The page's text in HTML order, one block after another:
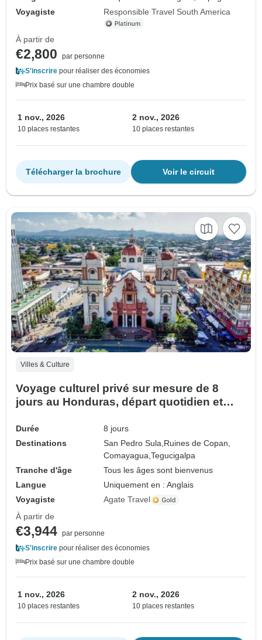
Voyagiste
Responsible Travel South America
À partir de
€2,800
par personne
S'inscrire pour réaliser des économies
Prix basé sur une chambre double
1 nov., 2026
10 places restantes
2 nov., 2026
10 places restantes
Voir le circuit
Télécharger la brochure
Villes & Culture
Voyage culturel privé sur mesure de 8
jours au Honduras, départ quotidien et
Durée
8 jours
Destinations
San Pedro Sula,Ruines de Copan,
Comayagua,Tegucigalpa
Tranche d'âge
Tous les âges sont bienvenus
Langue
Uniquement en : Anglais
Voyagiste
Agate Travel
À partir de
€3,944 par personne
S'inscrire pour réaliser des économies
Prix basé sur une chambre double
1 nov., 2026
10 places restantes
2 nov., 2026
10 places restantes